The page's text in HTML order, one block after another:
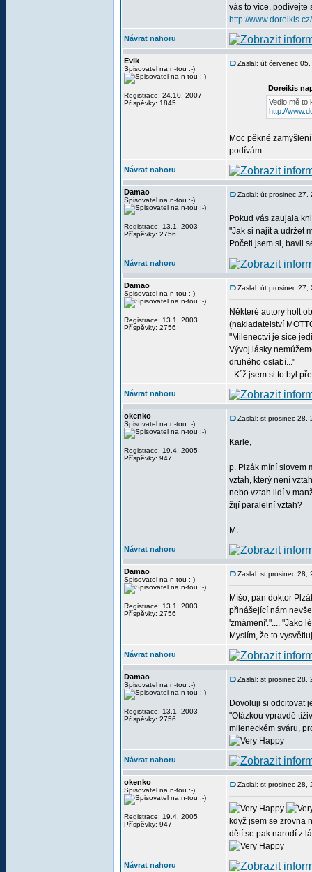
vás to více, podívejte
http://
Návrat nahoru
Evik
Spisovatel na n-tou :-)
Registrace: 24.10. 2007
Příspěvky: 1845
Zaslal: út červenec
Doreikis
Vedlo mě to
http://
Moc pěkné
podívám.
Návrat nahoru
Damao
Spisovatel na n-tou :-)
Registrace: 13.1. 2003
Příspěvky: 2756
Zaslal: út prosinec 27,
Pokud vás zaujala
"Jak si najít a udržet
Početl jsem si, bavil
Návrat nahoru
Damao
Spisovatel na n-tou :-)
Registrace: 13.1. 2003
Příspěvky: 2756
Zaslal: út prosinec 27,
Některé autory holt
(nakladatelství
"Milenectví je sice
Vývoj lásky
druhého oslabí..."
- K´ž jsem si to byl
Návrat nahoru
okenko
Spisovatel na n-tou :-)
Registrace: 19.4. 2005
Příspěvky: 947
Zaslal: st prosinec 28,
Karle,
p. Plzák míní slovem
vztah, který není
nebo vztah lidí v
žijí paralelní vztah?
M.
Návrat nahoru
Damao
Spisovatel na n-tou :-)
Registrace: 13.1. 2003
Příspěvky: 2756
Zaslal: st prosinec 28,
Míšo, pan doktor
přinášející nám
'zmámení'.".... "Jako
Myslím, že to
Návrat nahoru
Damao
Spisovatel na n-tou :-)
Registrace: 13.1. 2003
Příspěvky: 2756
Zaslal: st prosinec 28,
Dovoluji si odcitovat
"Otázkou vpravdě
mileneckém sváru,
Návrat nahoru
okenko
Spisovatel na n-tou :-)
Registrace: 19.4. 2005
Příspěvky: 947
Zaslal: st prosinec 28,
když jsem se zrovna
dětí se pak narodí z
Návrat nahoru